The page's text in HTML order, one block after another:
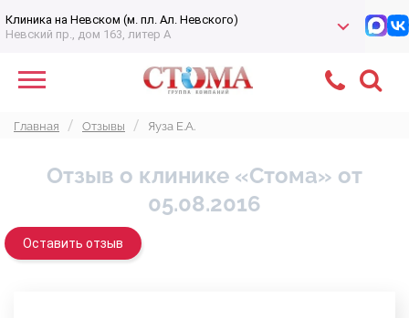
Клиника на Невском (м. пл. Ал. Невского)
Невский пр., дом 163, литер А
Главная Отзывы Яуза Е.А.
Отзыв о клинике «Стома» от
05.08.2016
Оставить отзыв